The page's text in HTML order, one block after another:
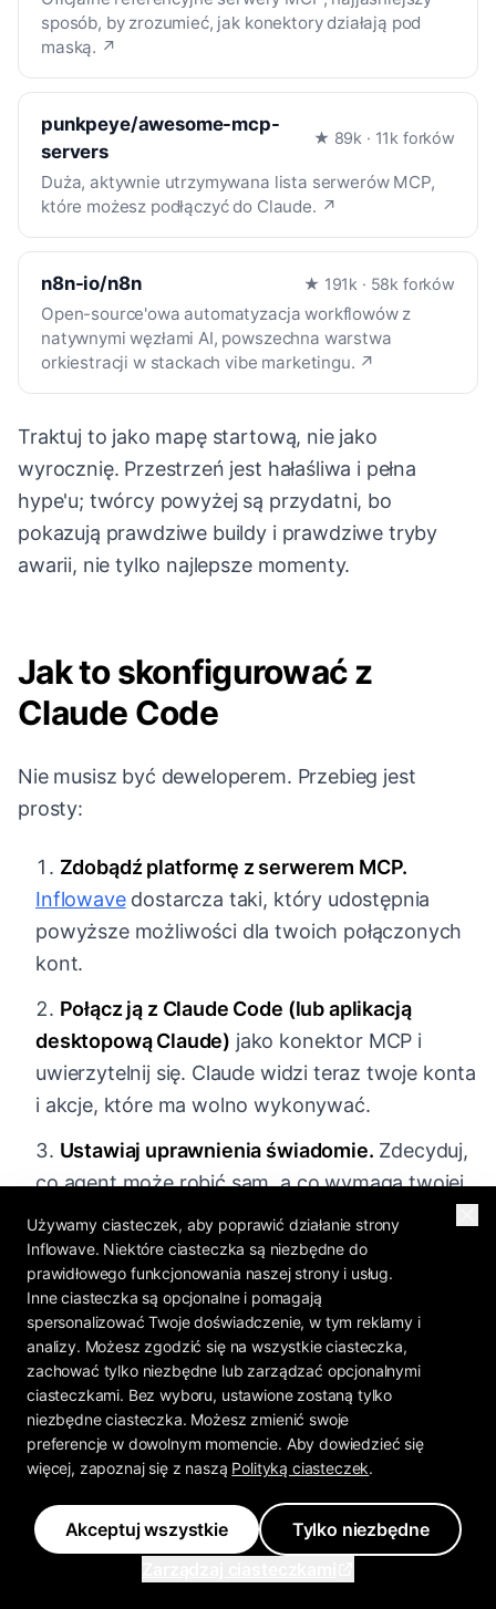
sposób, by zrozumieć, jak konektory działają pod
maską. ↗
punkpeye/awesome-mcp-
servers
★ 89k · 11k forków
Duża, aktywnie utrzymywana lista serwerów MCP,
które możesz podłączyć do Claude. ↗
n8n-io/n8n ★ 191k · 58k forków
Open-source'owa automatyzacja workflowów z
natywnymi węzłami AI, powszechna warstwa
orkiestracji w stackach vibe marketingu. ↗
Traktuj to jako mapę startową, nie jako
wyrocznię. Przestrzeń jest hałaśliwa i pełna
hype'u; twórcy powyżej są przydatni, bo
pokazują prawdziwe buildy i prawdziwe tryby
awarii, nie tylko najlepsze momenty.
Jak to skonfigurować z
Claude Code
Nie musisz być deweloperem. Przebieg jest
prosty:
Zdobądź platformę z serwerem MCP.
Inflowavedostarcza taki, który udostępnia
powyższe możliwości dla twoich połączonych
kont.
Połącz ją z Claude Code (lub aplikacją
desktopową Claude) jako konektor MCP i
uwierzytelnij się. Claude widzi teraz twoje konta
i akcje, które ma wolno wykonywać.
Ustawiaj uprawnienia świadomie. Zdecyduj,
co agent może robić sam, a co wymaga twojej
akceptacji - szczególnie wysyłanie wiadomości i
wydawanie pieniędzy.
Zacznij od jednej umiejętności.
triaż skrzynki albo tygodniowe raportowanie,
puść to na tydzień i zbuduj zaufanie, zanim
poszerzysz zasięg agenta.
Dołóż workflowy.Gdy zadanie jest
niezawodne, każ Claude zamienić je w
automatyzację, by działało bez ciebie.
Używamy ciasteczek, aby poprawić działanie strony
Inflowave. Niektóre ciasteczka są niezbędne do
prawidłowego funkcjonowania naszej strony i usług.
Inne ciasteczka są opcjonalne i pomagają
spersonalizować Twoje doświadczenie, w tym reklamy i
analizy. Możesz zgodzić się na wszystkie ciasteczka,
zachować tylko niezbędne lub zarządzać opcjonalnymi
ciasteczkami. Bez wyboru, ustawione zostaną tylko
niezbędne ciasteczka. Możesz zmienić swoje
preferencje w dowolnym momencie. Aby dowiedzieć się
więcej, zapoznaj się z naszą Polityką ciasteczek.
Akceptuj wszystkie
Tylko niezbędne